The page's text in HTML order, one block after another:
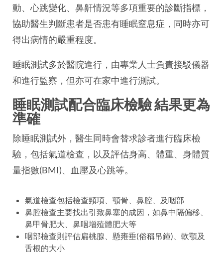
動、心跳變化、鼻鼾情況等多項重要的診斷指標，
協助醫生判斷患者是否患有睡眠窒息症，同時亦可
得出病情的嚴重程度。
睡眠測試多於醫院進行，由專業人士負責接駁儀器
和進行監察，但亦可在家中進行測試。
睡眠測試配合臨床檢驗 結果更為
準確
除睡眠測試外，醫生同時會替求診者進行臨床檢
驗，包括氣道檢查，以及評估身高、體重、身體質
量指數(BMI)、血壓及心跳等。
氣道檢查包括檢查頸項、顎骨、鼻腔、及咽部
鼻腔檢查主要找出引致鼻塞的成因，如鼻中隔偏移、
鼻甲骨肥大、鼻咽增殖體肥大等
咽部檢查則評估扁桃腺、懸雍垂(俗稱吊鐘)、軟顎及
舌根的大小